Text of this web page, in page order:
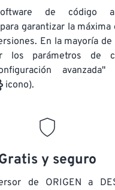
de código
garantizar la máxima
En la mayoría de
los parámetros de
avanzada"
icono).
y seguro
de ORIGEN a